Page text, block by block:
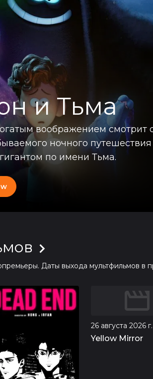
и Тьма
воображением смотрит
ночного
по имени Тьма.
Даты выхода мультфильмов в
26 августа 2026 г.
Yellow Mirror